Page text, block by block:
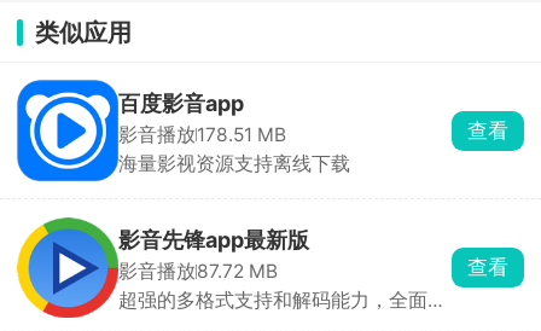
类似应用
百度影音app
影音播放178.51 MB
海量影视资源支持离线下载
查看
影音先锋app最新版
影音播放87.72 MB
超强的多格式支持和解码能力，全面支
查看